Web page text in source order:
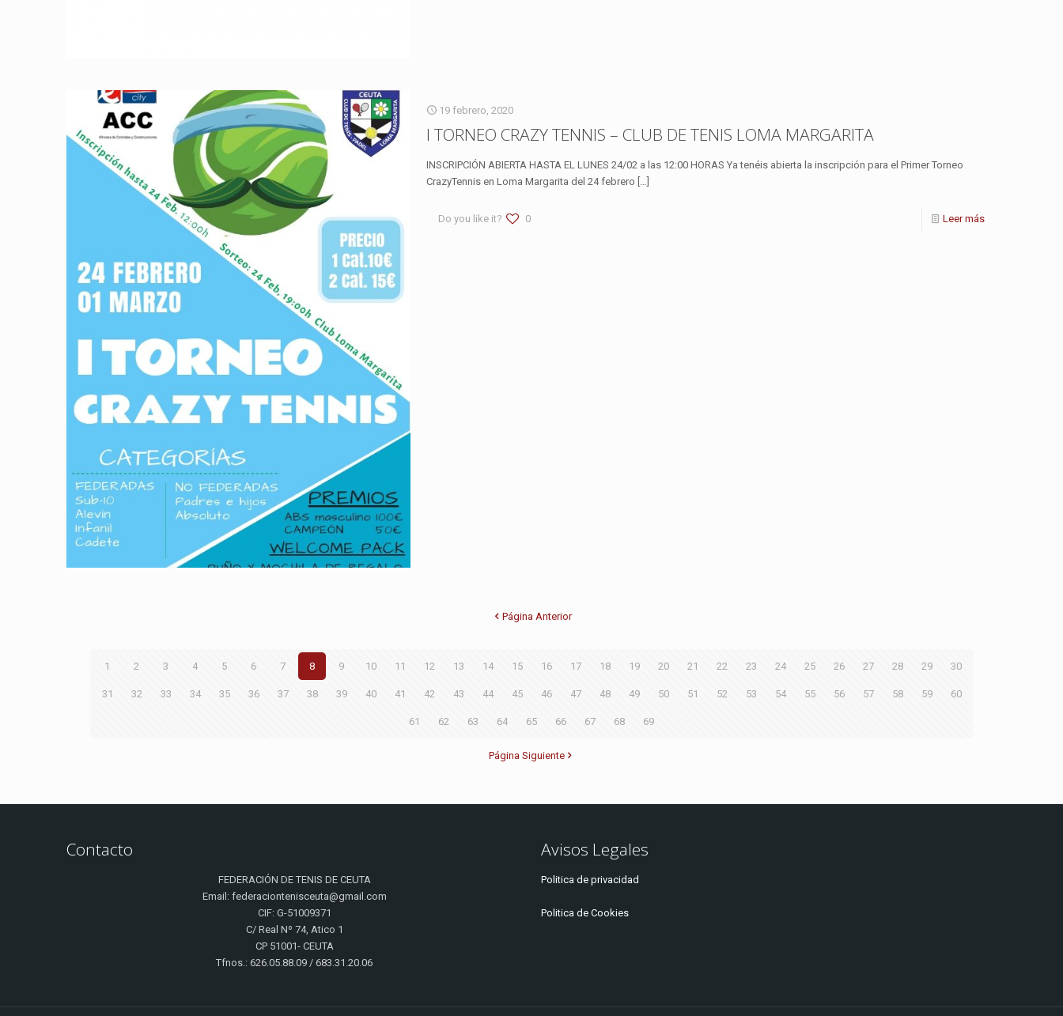
19 febrero, 2020
I TORNEO CRAZY TENNIS – CLUB DE TENIS LOMA MARGARITA
INSCRIPCIÓN ABIERTA HASTA EL LUNES 24/02 a las 12:00 HORAS Ya tenéis abierta la inscripción para el Primer Torneo
CrazyTennis en Loma Margarita del 24 febrero
Do you like it? 0 Leer más
Página Anterior
1 2 3 4 5 6 7 8 9 10 11 12 13 14 15 16 17 18 19 20 21 22 23 24 25 26 27 28 29 30
31 32 33 34 35 36 37 38 39 40 41 42 43 44 45 46 47 48 49 50 51 52 53 54 55 56 57 58 59 60
61 62 63 64 65 66 67 68 69
Página Siguiente
Contacto
FEDERACIÓN DE TENIS DE CEUTA
Email: federaciontenisceuta@gmail.com
CIF: G-51009371
C/ Real Nº 74, Atico 1
CP 51001- CEUTA
Tfnos.: 626.05.88.09 / 683.31.20.06
Avisos Legales
Politica de privacidad
Politica de Cookies